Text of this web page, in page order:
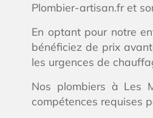
Plombier-artisan.fr et
En optant pour notre
bénéficiez de prix
les urgences de
Nos plombiers à Les
compétences requises